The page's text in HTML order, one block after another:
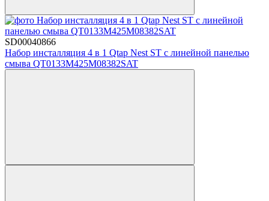
SD00040866
Набор инсталляция 4 в 1 Qtap Nest ST с линейной панелью
смыва QT0133M425M08382SAT